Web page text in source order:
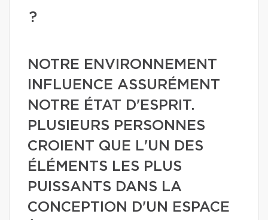
?
NOTRE ENVIRONNEMENT
INFLUENCE ASSURÉMENT
NOTRE ÉTAT D'ESPRIT.
PLUSIEURS PERSONNES
CROIENT QUE L'UN DES
ÉLÉMENTS LES PLUS
PUISSANTS DANS LA
CONCEPTION D'UN ESPACE